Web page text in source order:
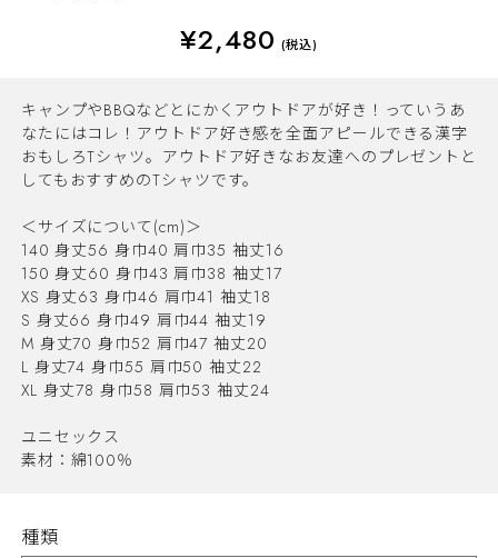
¥2,480 (税込)
キャンプやBBQなどとにかくアウトドアが好き！っていうあ
なたにはコレ！アウトドア好き感を全面アピールできる漢字
おもしろTシャツ。アウトドア好きなお友達へのプレゼントと
してもおすすめのTシャツです。
＜サイズについて(cm)＞
140 身丈56 身巾40 肩巾35 袖丈16
150 身丈60 身巾43 肩巾38 袖丈17
XS 身丈63 身巾46 肩巾41 袖丈18
S 身丈66 身巾49 肩巾44 袖丈19
M 身丈70 身巾52 肩巾47 袖丈20
L 身丈74 身巾55 肩巾50 袖丈22
XL 身丈78 身巾58 肩巾53 袖丈24
ユニセックス
素材：綿100％
種類